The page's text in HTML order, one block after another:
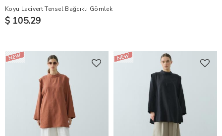
Koyu Lacivert Tensel Bağcıklı Gömlek
$ 105.29